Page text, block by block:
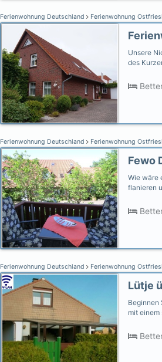
Ferienwohnung Deutschland Ferienwohnung
Unsere
des
Ferienwohnung Deutschland Ferienwohnung
Wie wäre
flanieren
Ferienwohnung Deutschland Ferienwohnung
Lütje
Beginnen
mit einem